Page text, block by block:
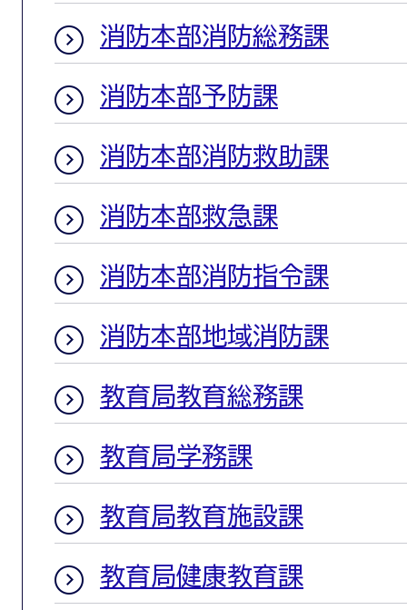
消防本部消防総務課
消防本部予防課
消防本部消防救助課
消防本部救急課
消防本部消防指令課
消防本部地域消防課
教育局教育総務課
教育局学務課
教育局教育施設課
教育局健康教育課